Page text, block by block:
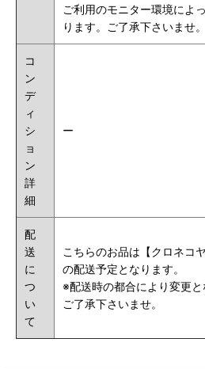
ご利用のモニター環境によ
ります。ご了承下さいませ。
コ
ン
デ
ィ
シ
ョ
ン
詳
細
ー
配
送
に
つ
い
て
こちらのお品は【クロネコ
の配送予定となります。
※配送時の都合により変更と
ご了承下さいませ。